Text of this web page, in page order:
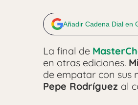
Añadir Cadena Dial en
La final de
en otras ediciones.
de empatar con sus
Pepe Rodríguez al